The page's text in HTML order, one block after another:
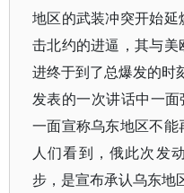
地区的武装冲突开始
击北约的进逼，其与
进终于到了总爆发的时
发表的一次讲话中一面
一面宣称乌东地区不能
人们看到，俄此次发
步，是宣布承认乌东地